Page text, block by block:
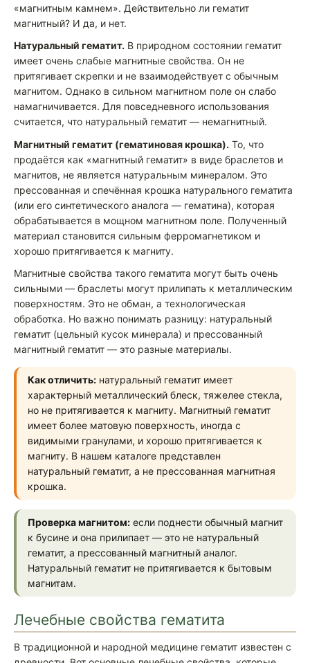
«магнитным камнем». Действительно ли гематит
магнитный? И да, и нет.
Натуральный гематит. В природном состоянии гематит
имеет очень слабые магнитные свойства. Он не
притягивает скрепки и не взаимодействует с обычным
магнитом. Однако в сильном магнитном поле он слабо
намагничивается. Для повседневного использования
считается, что натуральный гематит — немагнитный.
Магнитный гематит (гематиновая крошка). То, что
продаётся как «магнитный гематит» в виде браслетов и
магнитов, не является натуральным минералом. Это
прессованная и спечённая крошка натурального гематита
(или его синтетического аналога — гематина), которая
обрабатывается в мощном магнитном поле. Полученный
материал становится сильным ферромагнетиком и
хорошо притягивается к магниту.
Магнитные свойства такого гематита могут быть очень
сильными — браслеты могут прилипать к металлическим
поверхностям. Это не обман, а технологическая
обработка. Но важно понимать разницу: натуральный
гематит (цельный кусок минерала) и прессованный
магнитный гематит — это разные материалы.
Как отличить: натуральный гематит имеет
характерный металлический блеск, тяжелее стекла,
но не притягивается к магниту. Магнитный гематит
имеет более матовую поверхность, иногда с
видимыми гранулами, и хорошо притягивается к
магниту. В нашем каталоге представлен
натуральный гематит, а не прессованная магнитная
крошка.
Проверка магнитом: если поднести обычный магнит
к бусине и она прилипает — это не натуральный
гематит, а прессованный магнитный аналог.
Натуральный гематит не притягивается к бытовым
магнитам.
Лечебные свойства гематита
В традиционной и народной медицине гематит известен с